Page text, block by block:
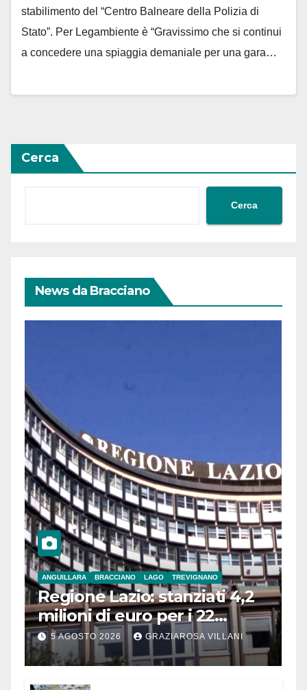
stabilimento del “Centro Balneare della Polizia di
Stato”. Per Legambiente è “Gravissimo che si continui
a concedere una spiaggia demaniale per una gara…
Cerca
Cerca
News da Bracciano
ANGUILLARA BRACCIANO LAGO TREVIGNANO
Regione Lazio: stanziati 4,2
milioni di euro per i 22
Comuni dell’Etruria
Meridionale
5 AGOSTO 2026 GRAZIAROSA VILLANI